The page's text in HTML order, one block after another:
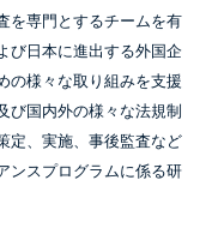
を専門とするチームを有
び日本に進出する外国企
の様々な取り組みを支援
び国内外の様々な法規制
定、実施、事後監査など
ンスプログラムに係る研